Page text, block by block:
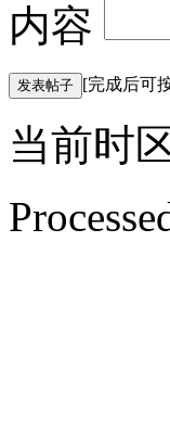
内容
发表帖子 [完成后可
当前时